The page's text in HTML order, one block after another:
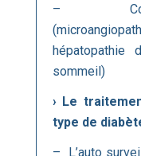
–
hépatopathie
sommeil)
› Le
type de
– L’auto